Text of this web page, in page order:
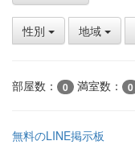
性別 地域
部屋数： 0 満室数： 0
無料のLINE掲示板